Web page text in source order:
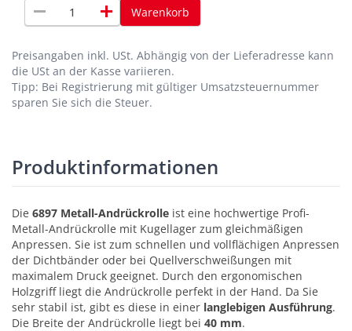
remove add Warenkorb
Preisangaben inkl. USt. Abhängig von der Lieferadresse kann
die USt an der Kasse variieren.
Tipp: Bei Registrierung mit gültiger Umsatzsteuernummer
sparen Sie sich die Steuer.
Produktinformationen
Die 6897 Metall-Andrückrolle ist eine hochwertige Profi-
Metall-Andrückrolle mit Kugellager zum gleichmäßigen
Anpressen. Sie ist zum schnellen und vollflächigen Anpressen
der Dichtbänder oder bei Quellverschweißungen mit
maximalem Druck geeignet. Durch den ergonomischen
Holzgriff liegt die Andrückrolle perfekt in der Hand. Da Sie
sehr stabil ist, gibt es diese in einer langlebigen Ausführung.
Die Breite der Andrückrolle liegt bei 40 mm.